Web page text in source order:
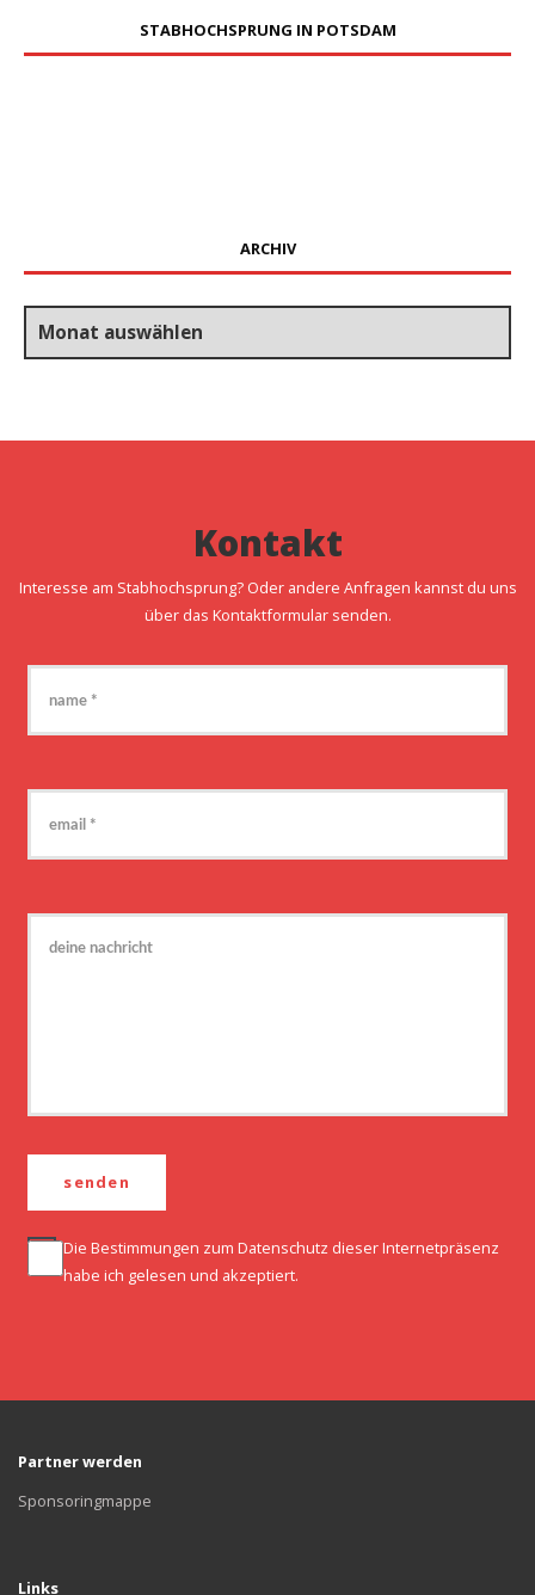
STABHOCHSPRUNG IN POTSDAM
ARCHIV
Archiv
Kontakt
Interesse am Stabhochsprung? Oder andere Anfragen kannst du uns
über das Kontaktformular senden.
Die Bestimmungen zum Datenschutz dieser Internetpräsenz
habe ich gelesen und akzeptiert.
Partner werden
Sponsoringmappe
Links